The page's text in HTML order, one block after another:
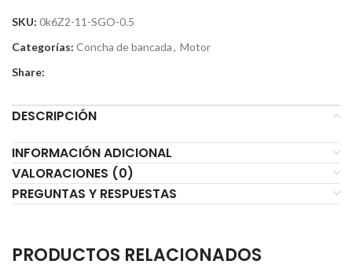
SKU: 0k6Z2-11-SGO-0.5
Categorías: Concha de bancada, Motor
Share:
DESCRIPCIÓN
INFORMACIÓN ADICIONAL
VALORACIONES (0)
PREGUNTAS Y RESPUESTAS
PRODUCTOS RELACIONADOS